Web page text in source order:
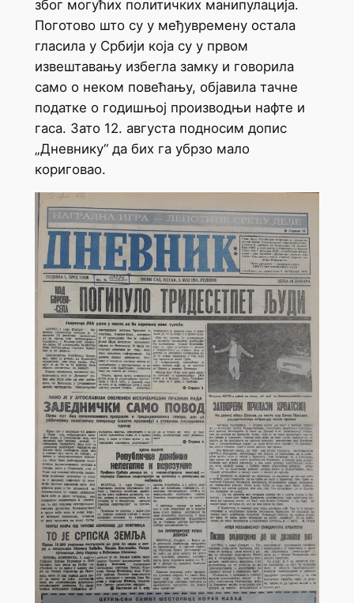
због могућих политичких манипулација.
Поготово што су у међувремену остала
гласила у Србији која су у првом
извештавању избегла замку и говорила
само о неком повећању, објавила тачне
податке о годишњој производњи нафте и
гаса. Зато 12. августа подносим допис
„Дневнику“ да бих га убрзо мало
кориговао.